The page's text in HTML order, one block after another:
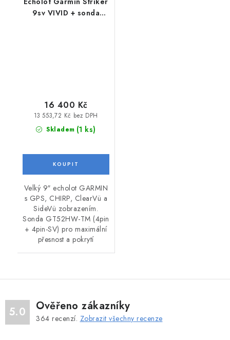
9sv VIVID + sonda
Skladem (1 ks)
13 553,72 Kč bez DPH
16 400 Kč
Velký 9″ echolot GARMIN
s GPS, CHIRP, ClearVü a
SideVü zobrazením.
Sonda GT52HW-TM (4pin
+ 4pin-SV) pro maximální
přesnost a pokrytí
5.0 Ověřeno zákazníky
364 recenzí. Zobrazit všechny recenze